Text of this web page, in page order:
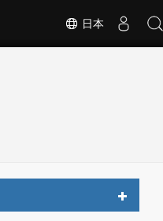
日本
Toggle